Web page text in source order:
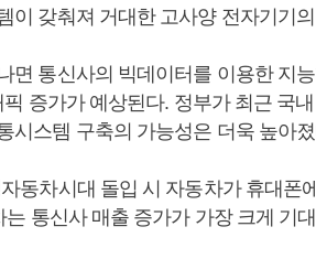
이 갖춰져 거대한 고사양 전자기기
면 통신사의 빅데이터를 이용한 지
증가가 예상된다. 정부가 최근 국
시스템 구축의 가능성은 더욱 높아
동차시대 돌입 시 자동차가 휴대폰
는 통신사 매출 증가가 가장 크게 기